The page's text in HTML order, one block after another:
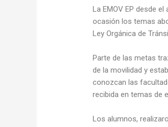
La EMOV EP desde
ocasión los temas
Ley Orgánica de
Parte de las metas
de la movilidad y
conozcan las
recibida en temas de
Los alumnos,